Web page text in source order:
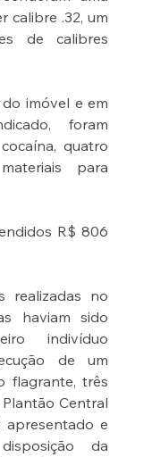
calibre .32, um
de calibres
imóvel e em
foram
quatro
para
R$ 806
realizadas no
haviam sido
indivíduo
de um
flagrante, três
Central
apresentado e
da